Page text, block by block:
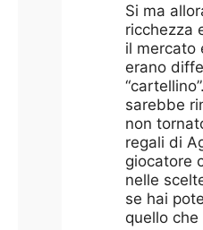
Si ma
ricchezza
il mercato
erano
sarebbe
non
regali di
giocatore
nelle
se hai
quello